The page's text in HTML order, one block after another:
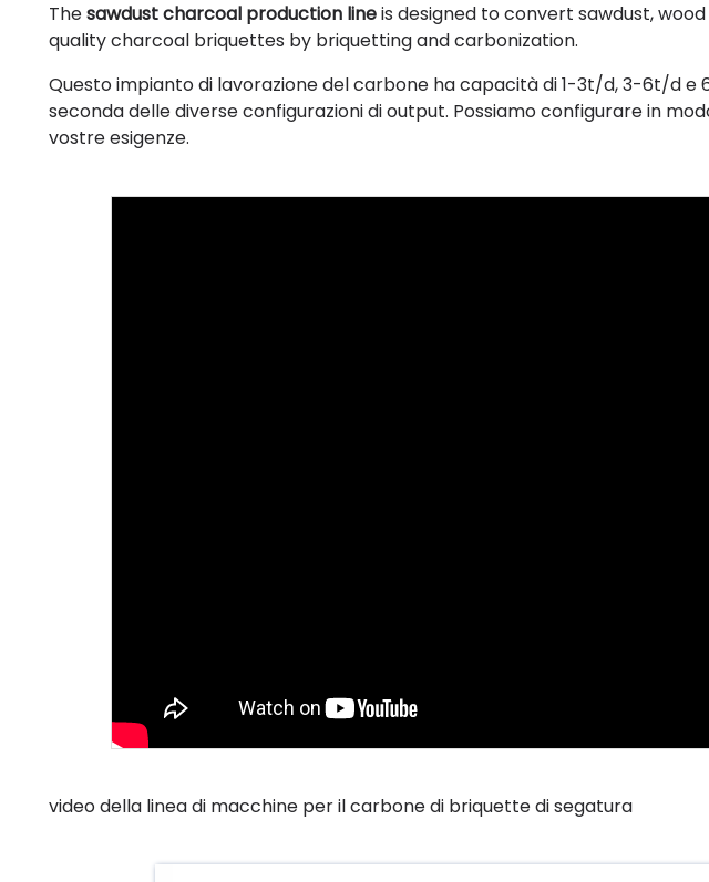
Thesawdust charcoal production lineis designed to convert sawdust,
quality charcoal briquettes by briquetting and carbonization.
Questo impianto di lavorazione del carbone ha capacità di 1-3t/d, 3-6t/d e
seconda delle diverse configurazioni di output. Possiamo configurare in
vostre esigenze.
video della linea di macchine per il carbone di briquette di segatura